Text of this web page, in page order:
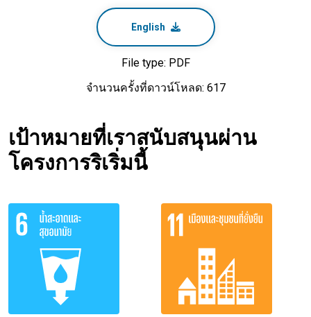
English
File type: PDF
จำนวนครั้งที่ดาวน์โหลด: 617
เป้าหมายที่เราสนับสนุนผ่าน
โครงการริเริ่มนี้